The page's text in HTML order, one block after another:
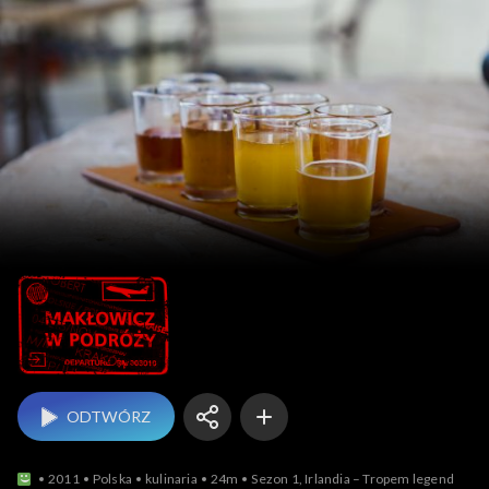
Makłowicz w podróży
ODTWÓRZ
2011 Polska kulinaria 24m Sezon 1, Irlandia – Tropem legend